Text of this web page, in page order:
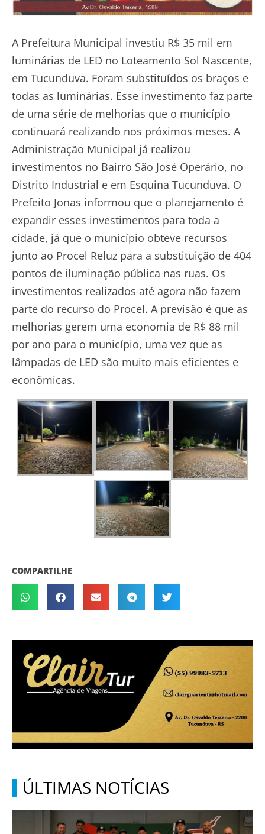
A Prefeitura Municipal investiu R$ 35 mil em
luminárias de LED no Loteamento Sol Nascente,
em Tucunduva. Foram substituídos os braços e
todas as luminárias. Esse investimento faz parte
de uma série de melhorias que o município
continuará realizando nos próximos meses. A
Administração Municipal já realizou
investimentos no Bairro São José Operário, no
Distrito Industrial e em Esquina Tucunduva. O
Prefeito Jonas informou que o planejamento é
expandir esses investimentos para toda a
cidade, já que o município obteve recursos
junto ao Procel Reluz para a substituição de 404
pontos de iluminação pública nas ruas. Os
investimentos realizados até agora não fazem
parte do recurso do Procel. A previsão é que as
melhorias gerem uma economia de R$ 88 mil
por ano para o município, uma vez que as
lâmpadas de LED são muito mais eficientes e
econômicas.
COMPARTILHE
ÚLTIMAS NOTÍCIAS